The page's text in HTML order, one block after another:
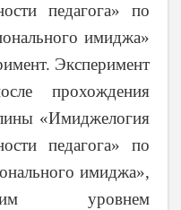
педагога» по
имиджа»
Эксперимент
прохождения
«Имиджелогия
педагога» по
имиджа»,
уровнем